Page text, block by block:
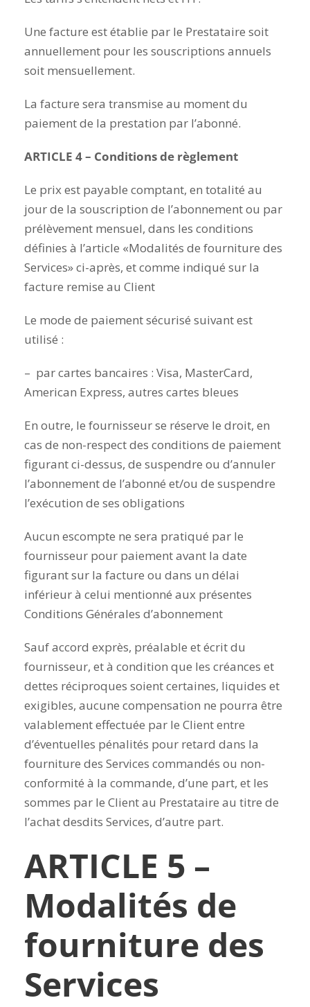
Une facture est établie par le Prestataire soit
annuellement pour les souscriptions annuels
soit mensuellement.
La facture sera transmise au moment du
paiement de la prestation par l’abonné.
ARTICLE 4 – Conditions de règlement
Le prix est payable comptant, en totalité au
jour de la souscription de l’abonnement ou par
prélèvement mensuel, dans les conditions
définies à l’article «Modalités de fourniture des
Services» ci-après, et comme indiqué sur la
facture remise au Client
Le mode de paiement sécurisé suivant est
utilisé :
– par cartes bancaires : Visa, MasterCard,
American Express, autres cartes bleues
En outre, le fournisseur se réserve le droit, en
cas de non-respect des conditions de paiement
figurant ci-dessus, de suspendre ou d’annuler
l’abonnement de l’abonné et/ou de suspendre
l’exécution de ses obligations
Aucun escompte ne sera pratiqué par le
fournisseur pour paiement avant la date
figurant sur la facture ou dans un délai
inférieur à celui mentionné aux présentes
Conditions Générales d’abonnement
Sauf accord exprès, préalable et écrit du
fournisseur, et à condition que les créances et
dettes réciproques soient certaines, liquides et
exigibles, aucune compensation ne pourra être
valablement effectuée par le Client entre
d’éventuelles pénalités pour retard dans la
fourniture des Services commandés ou non-
conformité à la commande, d’une part, et les
sommes par le Client au Prestataire au titre de
l’achat desdits Services, d’autre part.
ARTICLE 5 –
Modalités de
fourniture des
Services